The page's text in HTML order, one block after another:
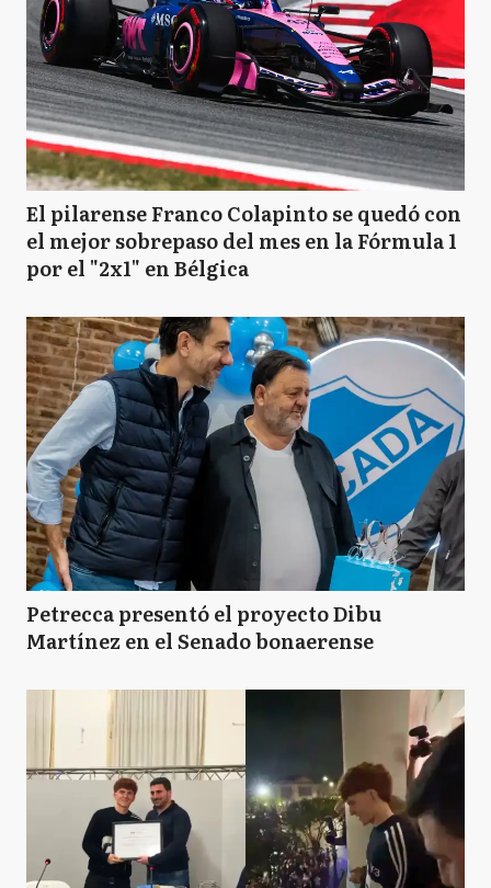
El pilarense Franco Colapinto se quedó con
el mejor sobrepaso del mes en la Fórmula 1
por el "2x1" en Bélgica
Petrecca presentó el proyecto Dibu
Martínez en el Senado bonaerense